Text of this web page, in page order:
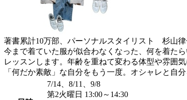
著書累計10万部、パーソナルスタイリスト 杉山律
今まで着ていた服が似合わなくなった、何を着た
レッスンします。年齢を重ねて変わる体型や雰囲
「何だか素敵」な自分をもう一度。オシャレと自
7/14、8/11、9/8
第2火曜日 13:00～14:30